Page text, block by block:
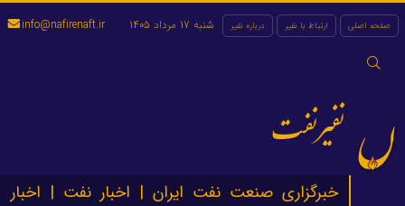
صفحه اصلی ارتباط با نفیر درباره نفیر
جستجو
شنبه 17 مرداد 1405 info@nafirenaft.ir
نفیرنفت
خبرگزاری صنعت نفت ایران | اخبار نفت | اخبار